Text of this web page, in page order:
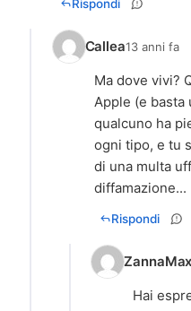
Rispondi
Callea13 anni fa
Ma dove vivi?
Apple (e basta
qualcuno ha
ogni tipo, e tu
di una multa
diffamazione...
Rispondi
Hai